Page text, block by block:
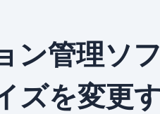
ン管理ソ
ズを変更